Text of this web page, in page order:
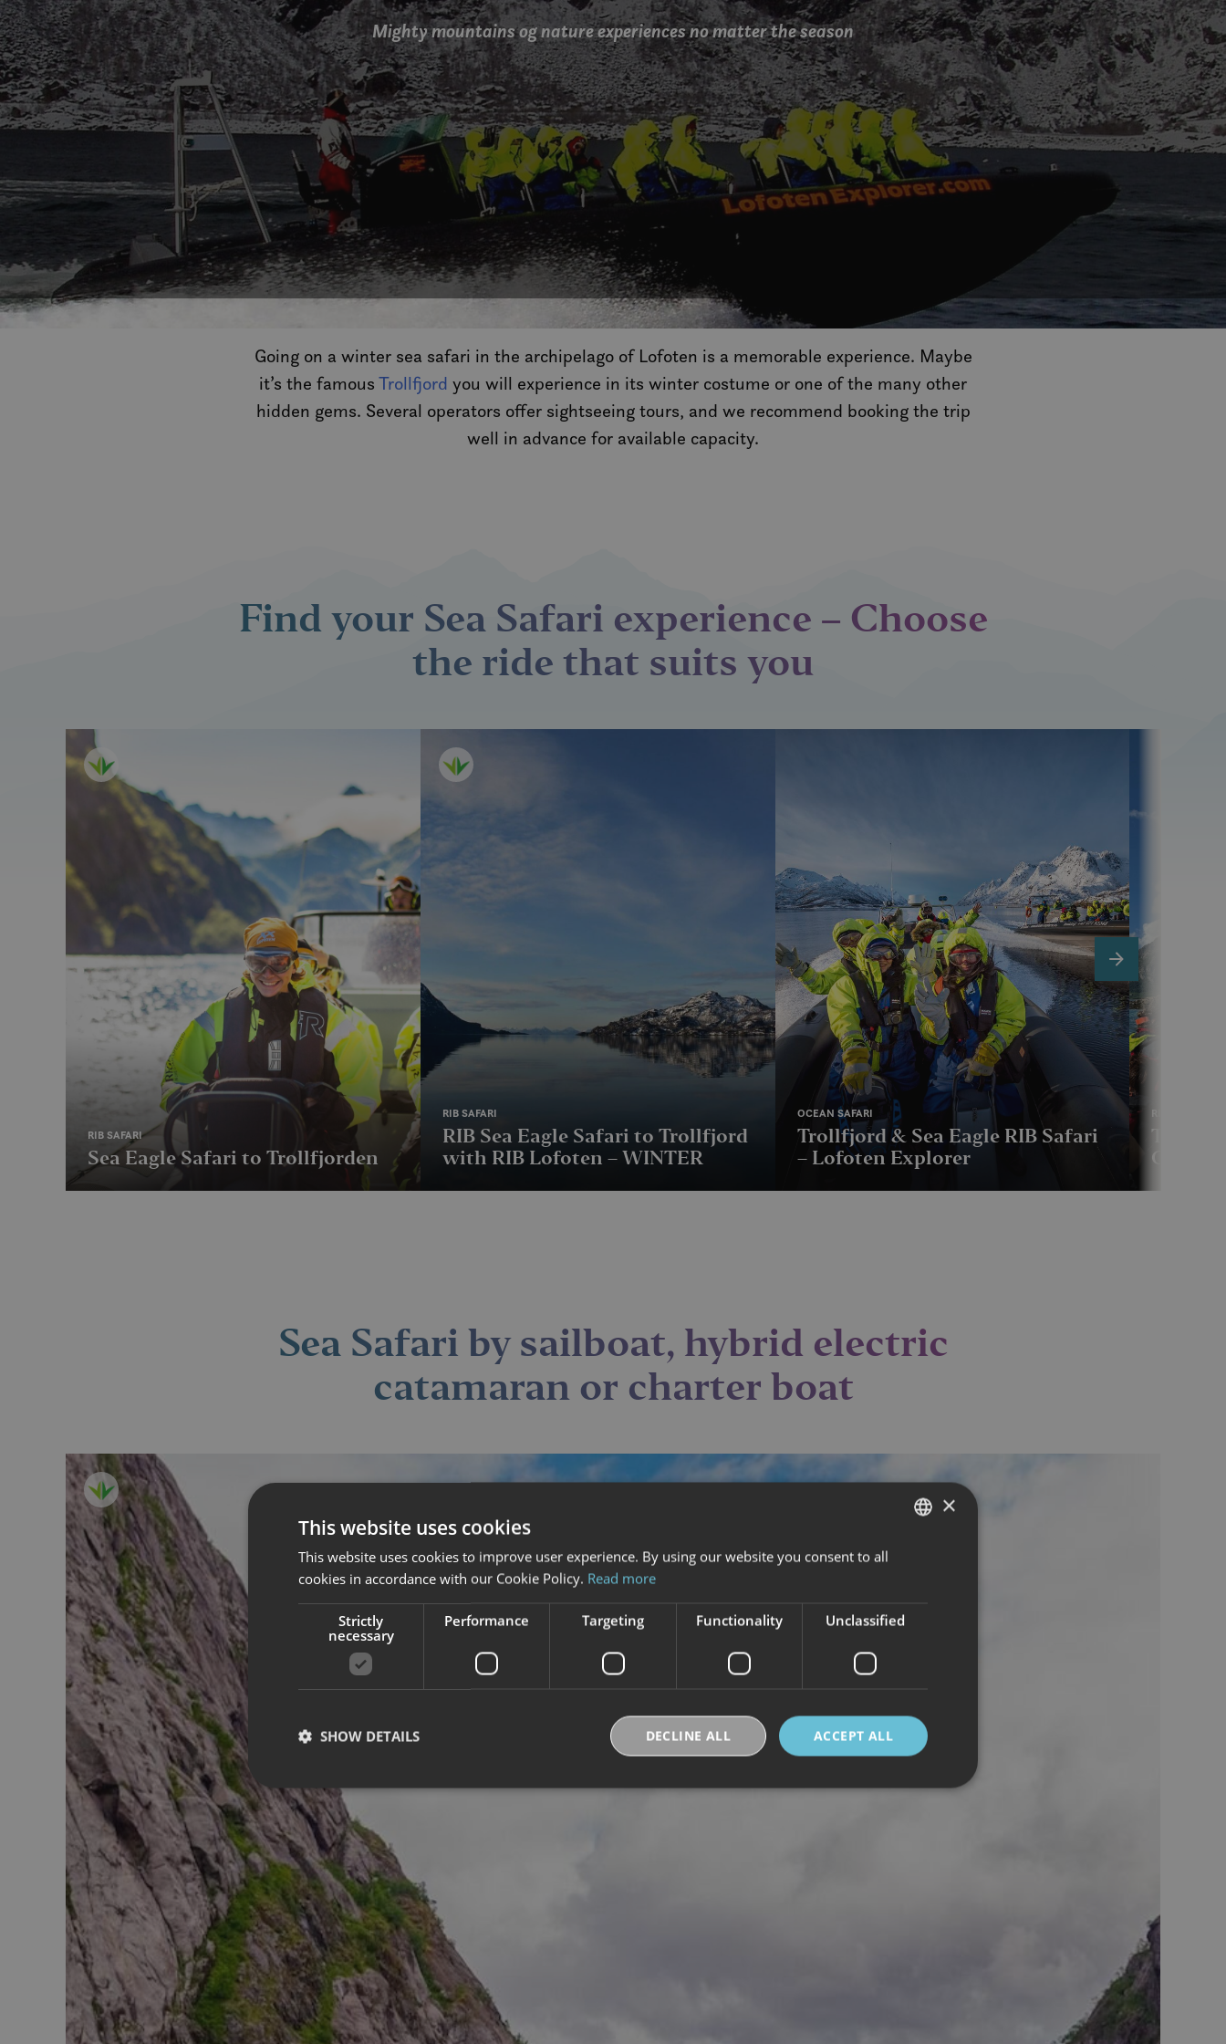
Mighty mountains og nature experiences no matter the season
Going on a winter sea safari in the archipelago of Lofoten is a memorable experience. Maybe
it’s the famous Trollfjord you will experience in its winter costume or one of the many other
hidden gems. Several operators offer sightseeing tours, and we recommend booking the trip
well in advance for available capacity.
Find your Sea Safari experience – Choose
the ride that suits you
RIB SAFARI
Sea Eagle Safari to Trollfjorden
RIB SAFARI
RIB Sea Eagle Safari to Trollfjord
with RIB Lofoten – WINTER
OCEAN SAFARI
Trollfjord & Sea Eagle RIB Safari
– Lofoten Explorer
RIB
next
Sea Safari by sailboat, hybrid electric
catamaran or charter boat
NORWEGIAN
×
This website uses cookies
This website uses cookies to improve user experience. By using our website you consent to all
cookies in accordance with our Cookie Policy. Read more
Strictly
necessary
Performance Targeting Functionality Unclassified
ACCEPT ALL
DECLINE ALL
SHOW DETAILS
Strictly necessary cookies allow core website functionality such as user login and account management. The website cannot be
used properly without strictly necessary cookies.
Name
Provider /
Domain
__cf_bm
Cloudflare Inc.
.vimeo.com
CookieScriptConsent
CookieScript
.visitlofoten.com